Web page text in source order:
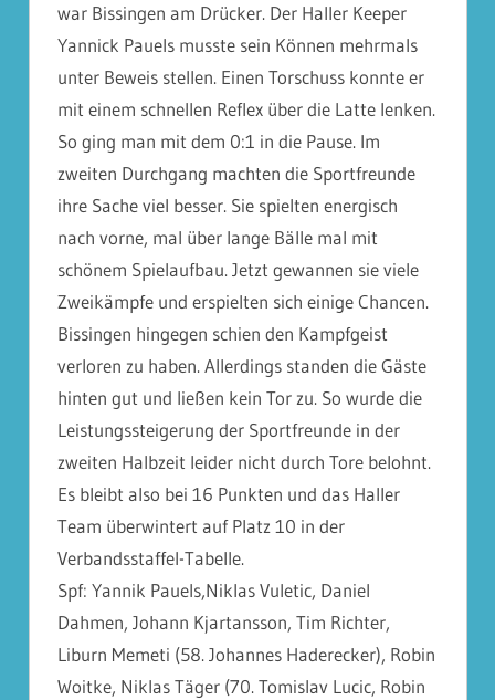
war Bissingen am Drücker. Der Haller Keeper
Yannick Pauels musste sein Können mehrmals
unter Beweis stellen. Einen Torschuss konnte er
mit einem schnellen Reflex über die Latte lenken.
So ging man mit dem 0:1 in die Pause. Im
zweiten Durchgang machten die Sportfreunde
ihre Sache viel besser. Sie spielten energisch
nach vorne, mal über lange Bälle mal mit
schönem Spielaufbau. Jetzt gewannen sie viele
Zweikämpfe und erspielten sich einige Chancen.
Bissingen hingegen schien den Kampfgeist
verloren zu haben. Allerdings standen die Gäste
hinten gut und ließen kein Tor zu. So wurde die
Leistungssteigerung der Sportfreunde in der
zweiten Halbzeit leider nicht durch Tore belohnt.
Es bleibt also bei 16 Punkten und das Haller
Team überwintert auf Platz 10 in der
Verbandsstaffel-Tabelle.
Spf: Yannik Pauels,Niklas Vuletic, Daniel
Dahmen, Johann Kjartansson, Tim Richter,
Liburn Memeti (58. Johannes Haderecker), Robin
Woitke, Niklas Täger (70. Tomislav Lucic, Robin